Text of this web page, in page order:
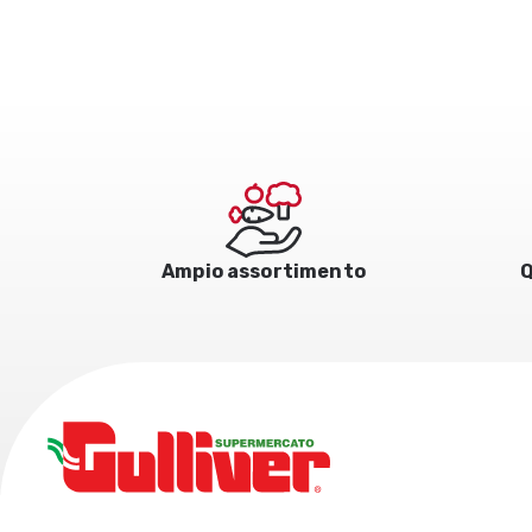
Ampio assortimento